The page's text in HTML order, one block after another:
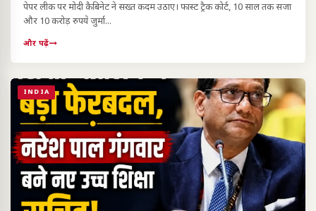
पेपर लीक पर मोदी कैबिनेट ने सख्त कदम उठाए। फास्ट ट्रैक कोर्ट, 10 साल तक सजा
और 10 करोड़ रुपये जुर्मा...
और पढ़ें
INDIA